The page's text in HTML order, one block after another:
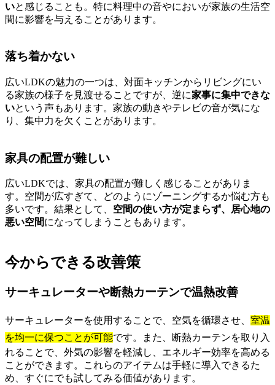
いと感じることも。特に料理中の音やにおいが家族の生活空
間に影響を与えることがあります。
落ち着かない
広いLDKの魅力の一つは、対面キッチンからリビングにい
る家族の様子を見渡せることですが、逆に家事に集中できな
いという声もあります。家族の動きやテレビの音が気にな
り、集中力を欠くことがあります。
家具の配置が難しい
広いLDKでは、家具の配置が難しく感じることがありま
す。空間が広すぎて、どのようにゾーニングするか悩む方も
多いです。結果として、 空間の使い方が定まらず、居心地の
悪い空間になってしまうこともあります。
今からできる改善策
サーキュレーターや断熱カーテンで温熱改善
サーキュレーターを使用することで、空気を循環させ、 室温
を均一に保つことが可能です。また、断熱カーテンを取り入
れることで、外気の影響を軽減し、エネルギー効率を高める
ことができます。これらのアイテムは手軽に導入できるた
め、すぐにでも試してみる価値があります。